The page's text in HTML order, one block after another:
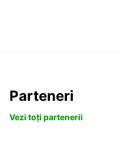
Parteneri
Vezi toți partenerii